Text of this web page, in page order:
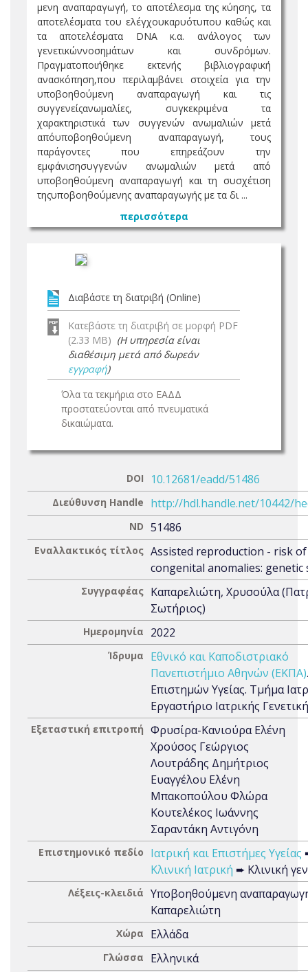
μενη αναπαραγωγή, το αποτέλεσμα της κύησης, τα
αποτελέσματα του ελέγχουκαρυότυπου καθώς και
τα αποτελέσματα DNA κ.α. ανάλογος των
γενετικώννοσημάτων και συνδρόμων.
Πραγματοποιήθηκε εκτενής βιβλιογραφική
ανασκόπηση,που περιλαμβάνει στοιχεία για την
υποβοηθούμενη αναπαραγωγή και τις
συγγενείςανωμαλίες, συγκεκριμένα τα
χαρακτηριστικά των συγγενών ανωμαλιών μετά
απόυποβοηθούμενη αναπαραγωγή, τους
παράγοντες που επηρεάζουν την
εμφάνισησυγγενών ανωμαλιών μετά από
υποβοηθούμενη αναπαραγωγή και τη συσχέτιση
τηςυποβοηθούμενης αναπαραγωγής με τα δι ...
περισσότερα
Διαβάστε τη διατριβή (Online)
Κατεβάστε τη διατριβή σε μορφή PDF
(2.33 MB) (Η υπηρεσία είναι
διαθέσιμη μετά από δωρεάν
εγγραφή)
Όλα τα τεκμήρια στο ΕΑΔΔ
προστατεύονται από πνευματικά
δικαιώματα.
DOI 10.12681/eadd/51486
Διεύθυνση Handle http://hdl.handle.net/10442/
ND 51486
Εναλλακτικός τίτλος Assisted reproduction - risk of
congenital anomalies: genetic
Συγγραφέας Καπαρελιώτη, Χρυσούλα
Σωτήριος)
Ημερομηνία 2022
Ίδρυμα
Εθνικό και Καποδιστριακό
Πανεπιστήμιο Αθηνών (ΕΚΠΑ)
Επιστημών Υγείας. Τμήμα
Εργαστήριο Ιατρικής
Εξεταστική επιτροπή Φρυσίρα-Κανιούρα Ελένη
Χρούσος Γεώργιος
Λουτράδης Δημήτριος
Ευαγγέλου Ελένη
Μπακοπούλου Φλώρα
Κουτελέκος Ιωάννης
Σαραντάκη Αντιγόνη
Επιστημονικό πεδίο Ιατρική και Επιστήμες Υγείας
Κλινική Ιατρική ➨ Κλινική
Λέξεις-κλειδιά Υποβοηθούμενη
Καπαρελιώτη
Χώρα Ελλάδα
Γλώσσα Ελληνικά